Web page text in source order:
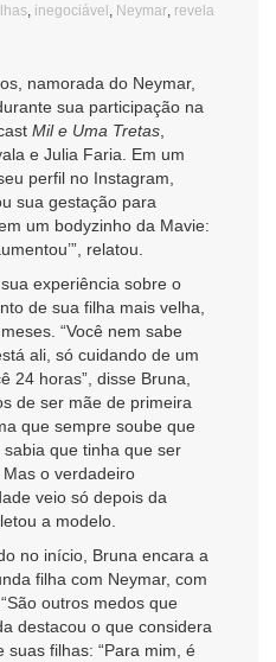
inegociável Neymar revela
namorada do Neymar,
sua participação na
Mil e Uma Tretas
e Julia Faria. Em um
perfil no Instagram,
sua gestação para
um bodyzinho da Mavie:
relatou.
experiência sobre o
de sua filha mais velha,
“Você nem sabe
ali, só cuidando de um
24 horas”, disse Bruna,
de ser mãe de primeira
que sempre soube que
sabia que tinha que ser
o verdadeiro
veio só depois da
a modelo.
no início, Bruna encara a
filha com Neymar, com
outros medos que
destacou o que considera
filhas: “Para mim, é